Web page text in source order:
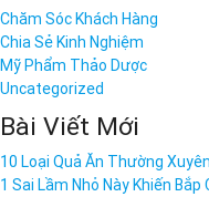
Chăm Sóc Khách Hàng
Chia Sẻ Kinh Nghiệm
Mỹ Phẩm Thảo Dược
Uncategorized
Bài Viết Mới
10 Loại Quả Ăn Thường
1 Sai Lầm Nhỏ Này Khiến